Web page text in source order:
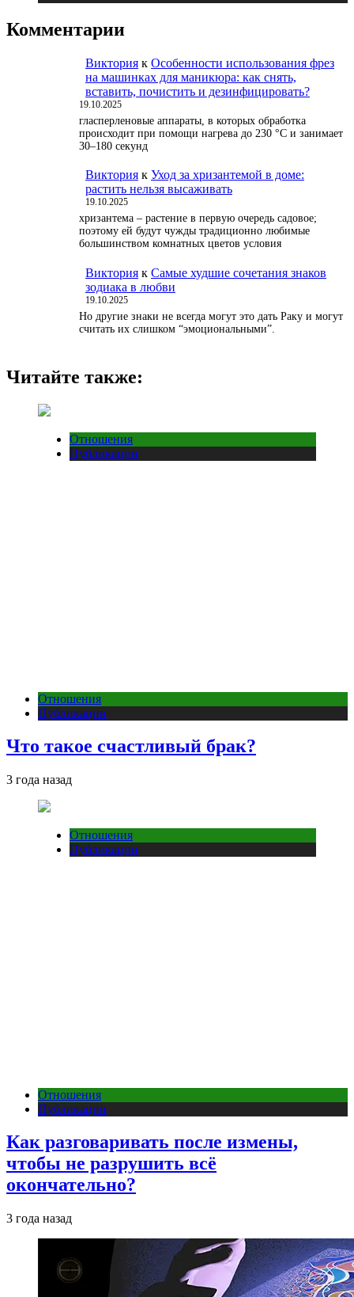
Комментарии
Виктория к Особенности использования фрез
на машинках для маникюра: как снять,
вставить, почистить и дезинфицировать?
19.10.2025
гласперленовые аппараты, в которых обработка
происходит при помощи нагрева до 230 °С и занимает
30–180 секунд
Виктория к Уход за хризантемой в доме:
растить нельзя высаживать
19.10.2025
хризантема – растение в первую очередь садовое;
поэтому ей будут чужды традиционно любимые
большинством комнатных цветов условия
Виктория к Самые худшие сочетания знаков
зодиака в любви
19.10.2025
Но другие знаки не всегда могут это дать Раку и могут
считать их слишком “эмоциональными”.
Читайте также:
Отношения
Публикации
Отношения
Публикации
Что такое счастливый брак?
3 года назад
Отношения
Публикации
Отношения
Публикации
Как разговаривать после измены,
чтобы не разрушить всё
окончательно?
3 года назад